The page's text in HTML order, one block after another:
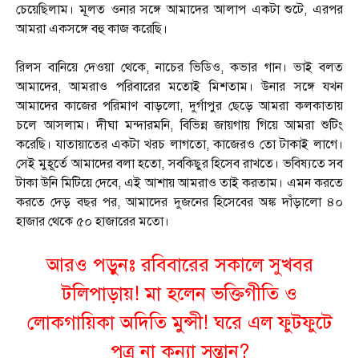
চেয়েছিলাম। মূলত ওনার সঙ্গে আমাদের আলাপ একটা শুটে, এরপর
আমরা একসঙ্গে বহু কাজ করেছি।
রিলস বানিয়ে দেওয়া থেকে, নাচের ভিডিও, কভার গান। ভাই বলত
আমাদের, আমরাও পরিবারের মতোই মিশতাম। উনার সঙ্গে যখন
আমাদের কাজের পরিমাণ বাড়লো, দুর্গাপুর ছেড়ে আমরা কলকাতায়
চলে আসলাম। দীঘা মন্দারমনি, বিভিন্ন জায়গায় গিয়ে আমরা শুটিং
করেছি। যাতায়াতের একটা খরচ লাগতো, কাজেরও তো টাকাই লাগে।
সেই মুহূর্তে আমাদের বলা হতো, সবকিছুর হিসেব রাখতে। ভবিষ্যতে সব
টাকা উনি মিটিয়ে দেবে, এই আশায় আমরাও তাই করতাম। এমন করতে
করতে দেড় বছর পর, আমাদের দুজনের হিসেবের অঙ্ক দাঁড়ালো ৪০
হাজার থেকে ৫০ হাজারের মতো।
আরও পড়ুনঃরবিবারের সকালে সুখবর
টলিপাড়ায়! মা হলেন ভক্তিগীতি ও
লোকগায়িকা অদিতি মুন্সী! ঘরে এল ফুটফুটে
পুত্র না কন্যা সন্তান?